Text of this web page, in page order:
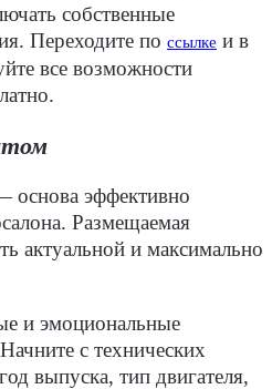
собственные
Переходите по ссылке и в
все возможности
основа эффективно
Размещаемая
актуальной и максимально
и эмоциональные
с технических
выпуска, тип двигателя,